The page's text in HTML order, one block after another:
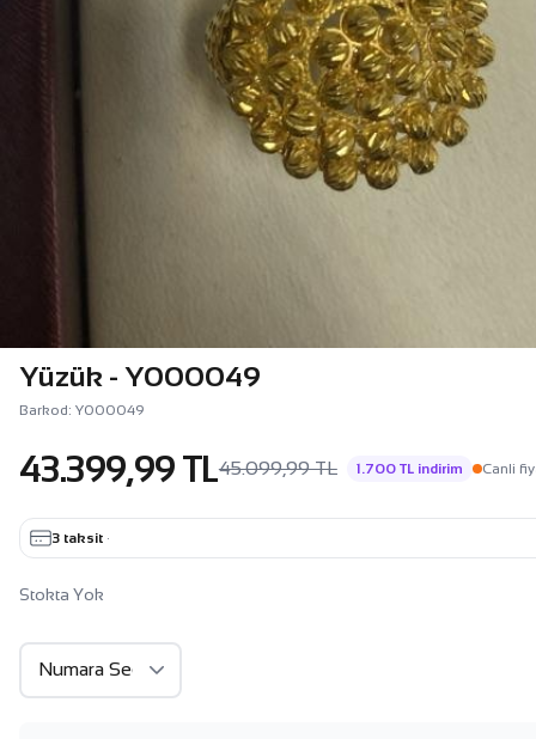
Yüzük - Y000049
Barkod: Y000049
43.399,99 TL45.099,99 TL 1.700 TL indirim Canli
3 taksit ·
Stokta Yok